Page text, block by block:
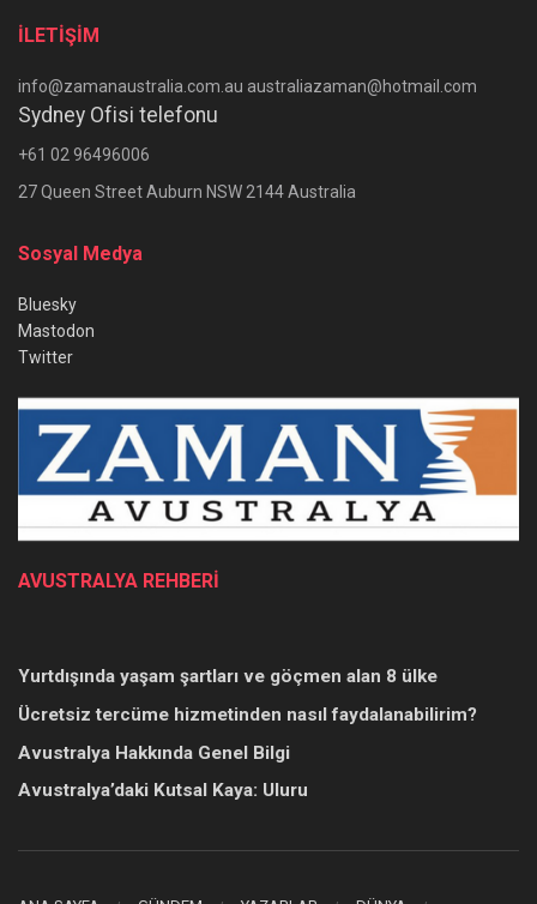
İLETİŞİM
info@zamanaustralia.com.au australiazaman@hotmail.com
Sydney Ofisi telefonu
+61 02 96496006
27 Queen Street Auburn NSW 2144 Australia
Sosyal Medya
Bluesky
Mastodon
Twitter
AVUSTRALYA REHBERİ
Yurtdışında yaşam şartları ve göçmen alan 8 ülke
Ücretsiz tercüme hizmetinden nasıl faydalanabilirim?
Avustralya Hakkında Genel Bilgi
Avustralya’daki Kutsal Kaya: Uluru